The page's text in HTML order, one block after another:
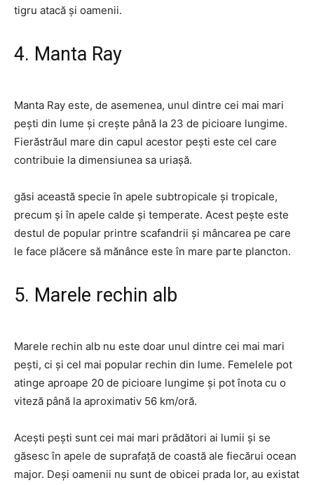
tigru atacă și oamenii.
4. Manta Ray
Manta Ray este, de asemenea, unul dintre cei mai mari
pești din lume și crește până la 23 de picioare lungime.
Fierăstrăul mare din capul acestor pești este cel care
contribuie la dimensiunea sa uriașă.
găsi această specie în apele subtropicale și tropicale,
precum și în apele calde și temperate. Acest pește este
destul de popular printre scafandrii și mâncarea pe care
le face plăcere să mănânce este în mare parte plancton.
5. Marele rechin alb
Marele rechin alb nu este doar unul dintre cei mai mari
pești, ci și cel mai popular rechin din lume. Femelele pot
atinge aproape 20 de picioare lungime și pot înota cu o
viteză până la aproximativ 56 km/oră.
Acești pești sunt cei mai mari prădători ai lumii și se
găsesc în apele de suprafață de coastă ale fiecărui ocean
major. Deși oamenii nu sunt de obicei prada lor, au existat